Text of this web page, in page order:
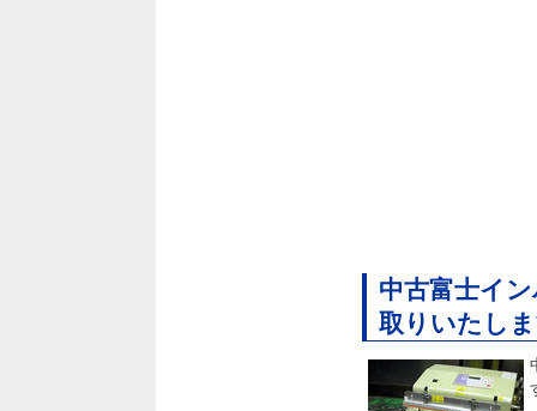
中古富士イ
取りいたし